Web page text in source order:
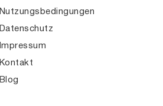
Nutzungsbedingungen
Datenschutz
Impressum
Kontakt
Blog